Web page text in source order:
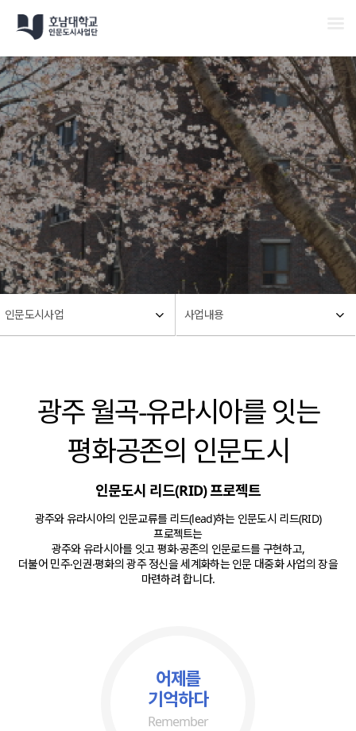
Skip
to
main
content
인문도시사업 사업내용
광주 월곡-유라시아를 잇는
평화공존의 인문도시
인문도시 리드(RID) 프로젝트
광주와 유라시아의 인문교류를 리드(lead)하는 인문도시 리드(RID)
프로젝트는
광주와 유라시아를 잇고 평화‧공존의 인문로드를 구현하고,
더불어 민주‧인권‧평화의 광주 정신을 세계화하는 인문 대중화 사업의 장을
마련하려 합니다.
어제를
기억하다
Remember